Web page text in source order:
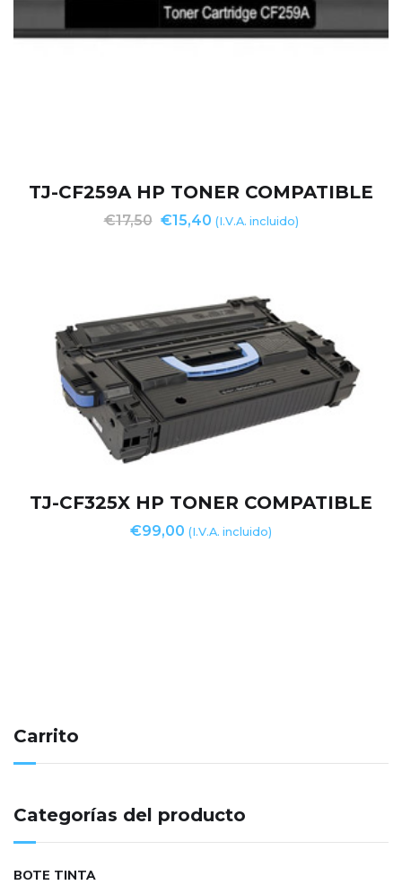
TJ-CF259A HP TONER COMPATIBLE
€17,50 €15,40 (I.V.A. incluido)
TJ-CF325X HP TONER COMPATIBLE
€99,00 (I.V.A. incluido)
Carrito
Categorías del producto
BOTE TINTA